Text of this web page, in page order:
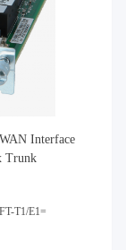
Interface
Trunk
T1/E1=